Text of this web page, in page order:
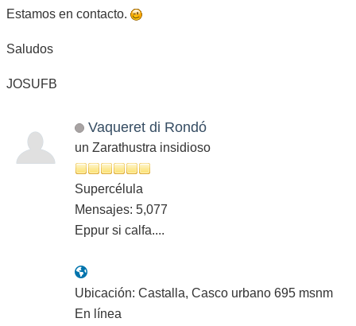
Estamos en contacto.
Saludos
JOSUFB
Vaqueret di Rondó
un Zarathustra insidioso
Supercélula
Mensajes: 5,077
Eppur si calfa....
Ubicación: Castalla, Casco urbano 695 msnm
En línea